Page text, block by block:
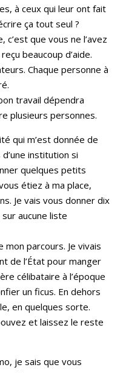
à ceux qui leur ont fait
ça tout seul ?
c’est que vous ne l’avez
beaucoup d’aide.
Chaque personne à
travail dépendra
plusieurs personnes.
qui m’est donnée de
institution si
quelques petits
étiez à ma place,
Je vais vous donner dix
aucune liste
parcours. Je vivais
de l’État pour manger
célibataire à l’époque
un ficus. En dehors
en quelques sorte.
et laissez le reste
je sais que vous